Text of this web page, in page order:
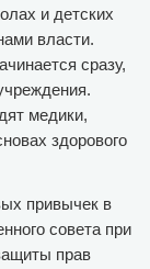
и детских
власти.
сразу,
медики,
здорового
привычек в
совета при
прав